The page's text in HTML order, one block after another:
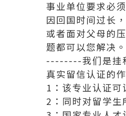
事业单位要求必
因回国时间过长
或者面对父母的
题都可以您解决。
--------我们是挂
真实留信认证的
1：该专业认证可
2：同时对留学生